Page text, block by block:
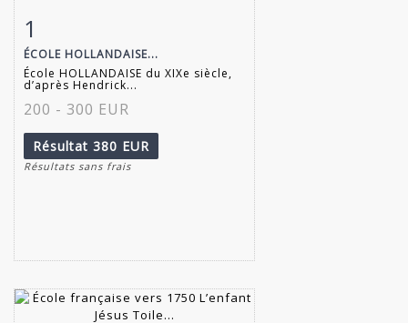
1
ÉCOLE HOLLANDAISE...
École HOLLANDAISE du XIXe siècle,
d’après Hendrick...
200 - 300 EUR
Résultat 380 EUR
Résultats sans frais